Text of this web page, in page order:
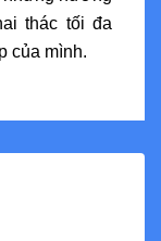
thác tối đa
của mình.